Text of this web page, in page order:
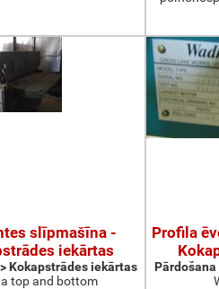
slīpmašīna -
iekārtas
Kokapstrādes iekārtas
top and bottom
Profila